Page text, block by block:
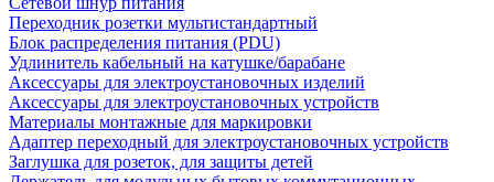
Переходник розетки мультистандартный
Блок распределения питания (PDU)
Удлинитель кабельный на катушке/барабане
Аксессуары для электроустановочных изделий
Аксессуары для электроустановочных устройств
Материалы монтажные для маркировки
Адаптер переходный для электроустановочных устройств
Заглушка для розеток, для защиты детей